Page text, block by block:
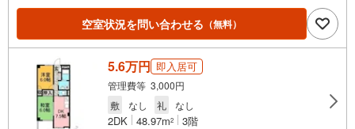
空室状況を問い合わせる （無料）
5.6万円 即入居可
管理費等 3,000円
敷
なし 礼 なし
2DK 48.97m2 3階